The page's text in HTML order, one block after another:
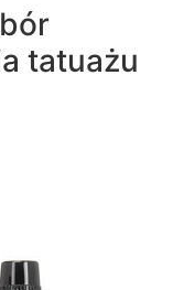
tatuażu